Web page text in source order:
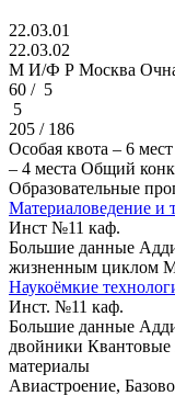
22.03.01
22.03.02
M И/Ф Р Москва
60 / 5
5
205 / 186
Особая квота – 6 мест
– 4 места Общий
Образовательные
Материаловедение и
Инст №11 каф.
Большие данные
жизненным циклом
Наукоёмкие
Инст. №11 каф.
Большие данные
двойники Квантовые
материалы
Авиастроение,